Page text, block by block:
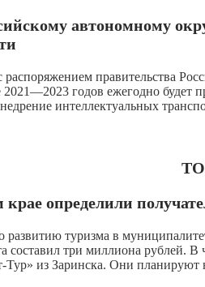
автономному
распоряжением правительства
2021—2023 годов ежегодно будет
интеллектуальных
определили
развитию туризма в
составил три миллиона рублей.
Тур» из Заринска. Они планируют